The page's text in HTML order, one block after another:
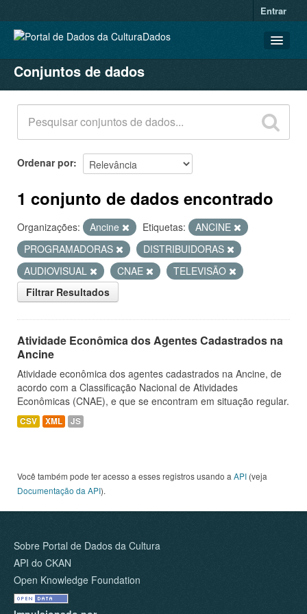
Entrar
CONJUNTOS DE DADOS
ORGANIZAÇÕES
GRUPOS
SOBRE
Conjuntos de dados
Ordenar por
1 conjunto de dados encontrado
Organizações: Ancine Etiquetas:
ANCINE
PROGRAMADORAS
DISTRIBUIDORAS
AUDIOVISUAL
CNAE
TELEVISÃO
Filtrar Resultados
Atividade Econômica dos Agentes Cadastrados na
Ancine
Atividade econômica dos agentes cadastrados na Ancine, de
acordo com a Classificação Nacional de Atividades
Econômicas (CNAE), e que se encontram em situação regular.
CSV XML JS
Você também pode ter acesso a esses registros usando a API (veja
Documentação da API).
Sobre Portal de Dados da Cultura
API do CKAN
Open Knowledge Foundation